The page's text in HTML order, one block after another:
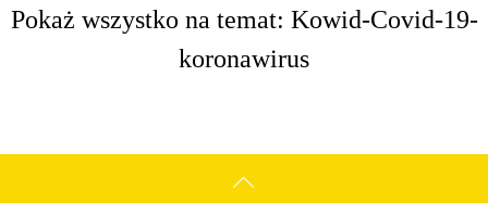
Pokaż wszystko na temat: Kowid-Covid-19-
koronawirus